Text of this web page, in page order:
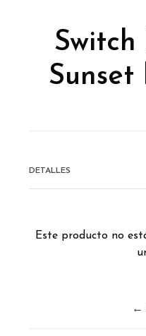
DETALLES
Este producto no
←